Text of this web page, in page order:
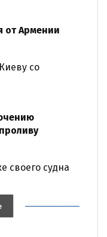
от Армении
со
своего судна